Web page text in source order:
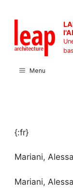
contenu
Menu
{:fr}
Mariani,
Mariani,